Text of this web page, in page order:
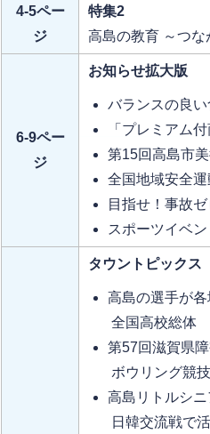
4-5ペー
ジ
特集2
高島の教育 ～つな
6-9ペー
ジ
お知らせ拡大版
バランスの良い
「プレミアム
第15回高島市
全国地域安全運
目指せ！事故
スポーツイベ
タウントピックス
高島の選手が各
全国高校総体
第57回滋賀県
ボウリング競
高島リトルシ
日韓交流戦で活